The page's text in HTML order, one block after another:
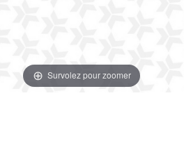
Survolez pour zoomer